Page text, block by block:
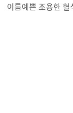
이름예쁜 조용한